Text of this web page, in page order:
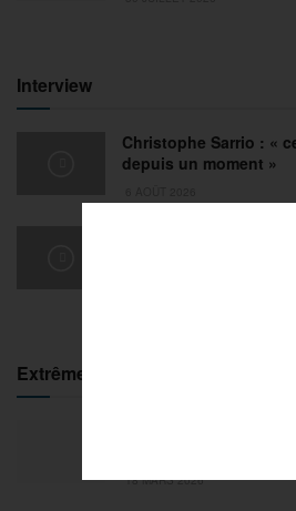
Interview
Christophe Sarrio : «
depuis un moment »
Pétanque : revivez la
Extrême
FISE Montpellier
18 MARS 2026